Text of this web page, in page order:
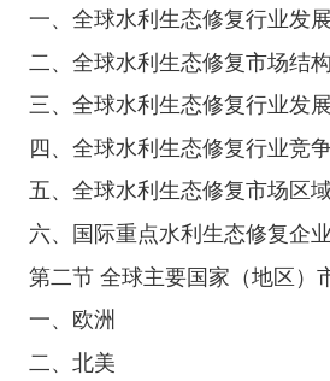
一、全球水利生态修复行业发
二、全球水利生态修复市场结构
三、全球水利生态修复行业发
四、全球水利生态修复行业竞
五、全球水利生态修复市场区
六、国际重点水利生态修复企
第二节 全球主要国家（地区）
一、欧洲
二、北美